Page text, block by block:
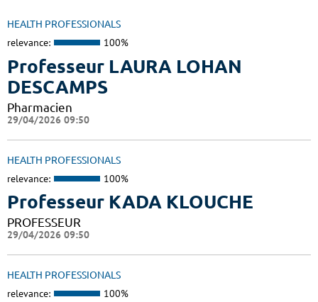
HEALTH PROFESSIONALS
relevance: 100%
Professeur LAURA LOHAN
DESCAMPS
Pharmacien
29/04/2026 09:50
HEALTH PROFESSIONALS
relevance: 100%
Professeur KADA KLOUCHE
PROFESSEUR
29/04/2026 09:50
HEALTH PROFESSIONALS
relevance: 100%